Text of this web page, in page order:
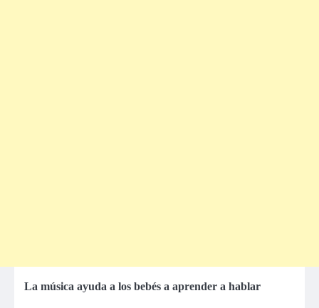
La música ayuda a los bebés a aprender a hablar